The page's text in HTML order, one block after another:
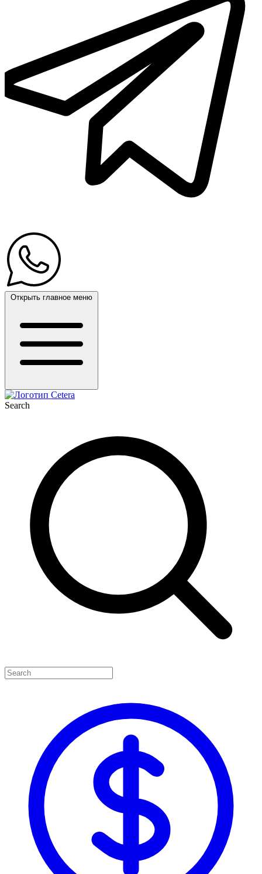
Открыть главное меню
Search